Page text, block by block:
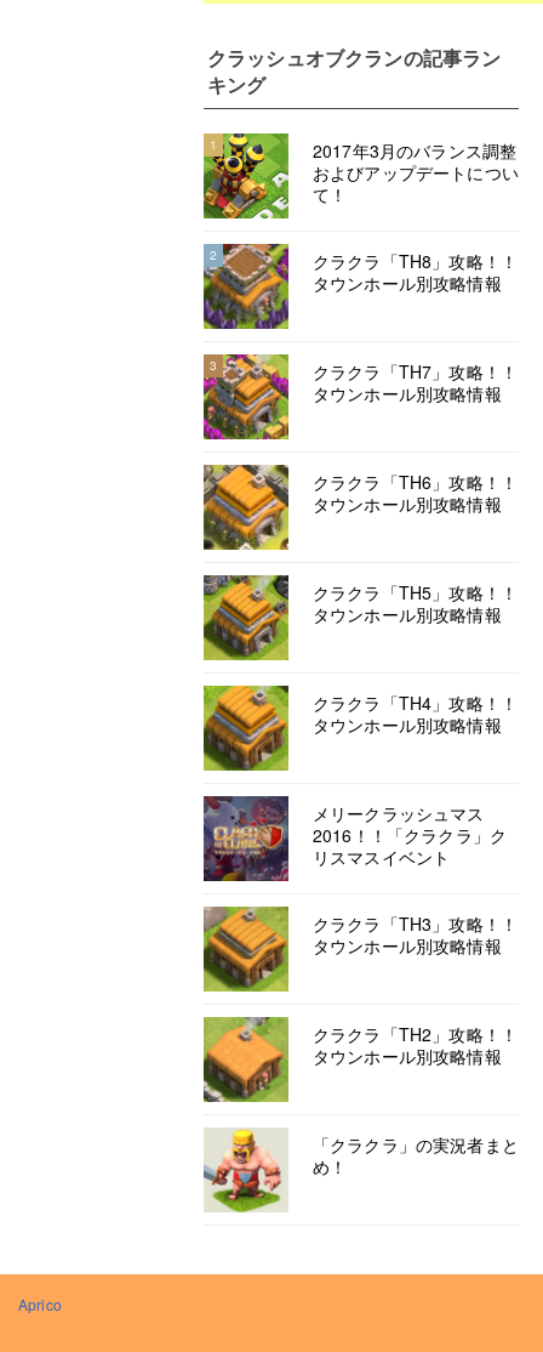
クラッシュオブクランの記事ラン
キング
1
2017年3月のバランス調整
およびアップデートについ
て！
2
クラクラ「TH8」攻略！！
タウンホール別攻略情報
3
クラクラ「TH7」攻略！！
タウンホール別攻略情報
クラクラ「TH6」攻略！！
タウンホール別攻略情報
クラクラ「TH5」攻略！！
タウンホール別攻略情報
クラクラ「TH4」攻略！！
タウンホール別攻略情報
メリークラッシュマス
2016！！「クラクラ」ク
リスマスイベント
クラクラ「TH3」攻略！！
タウンホール別攻略情報
クラクラ「TH2」攻略！！
タウンホール別攻略情報
「クラクラ」の実況者まと
め！
Aprico